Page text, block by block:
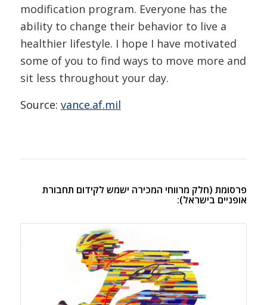
modification program. Everyone has the
ability to change their behavior to live a
healthier lifestyle. I hope I have motivated
some of you to find ways to move more and
sit less throughout your day.
Source: vance.af.mil
פרסומת (חלק מרווחי המכירה ישמש לקידום תחבורת
אופניים בישראל):